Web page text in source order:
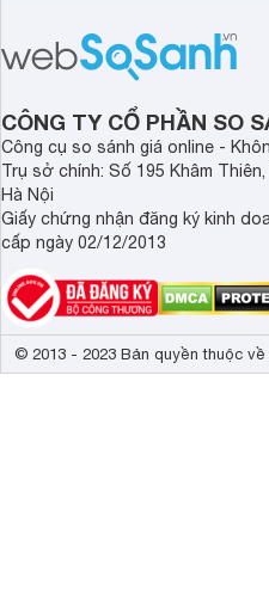
CÔNG TY CỔ PHẦN SO
Công cụ so sánh giá online -
Trụ sở chính: Số 195 Khâm
Hà Nội
Giấy chứng nhận đăng ký kinh
cấp ngày 02/12/2013
© 2013 - 2023 Bản quyền thuộc